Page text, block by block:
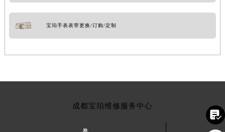
宝珀手表表带更换/订购/定制
成都宝珀维修服务中心
